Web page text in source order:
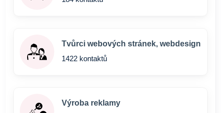
Tvůrci webových stránek, webdesign
1422 kontaktů
Výroba reklamy